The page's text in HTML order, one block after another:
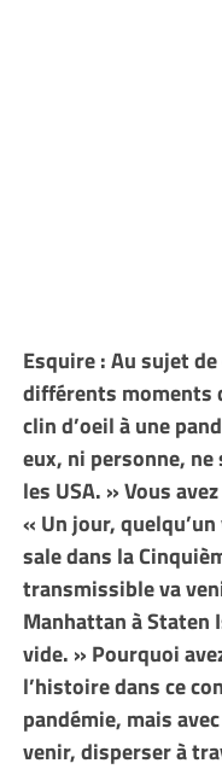
Esquire : Au sujet
différents moments
clin d’oeil à une
eux, ni personne,
les USA. » Vous
« Un jour,
sale dans la
transmissible va
Manhattan à Staten
vide. » Pourquoi
l’histoire dans ce
pandémie, mais
venir, disperser à